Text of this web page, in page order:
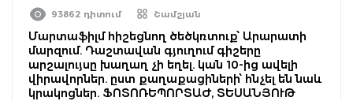
93862 դիտում Շամշյան
Մարտաֆիլմ հիշեցնող ծեծկռտուք՝ Արարատի
մարզում. Դաշտավան գյուղում գիշերը
արշալույսը խաղաղ չի եղել. կան 10-ից ավելի
վիրավորներ. ըստ քաղաքացիների՝ հնչել են նաև
կրակոցներ. ՖՈՏՈՌԵՊՈՐՏԱԺ, ՏԵՍԱՆՅՈՒԹ